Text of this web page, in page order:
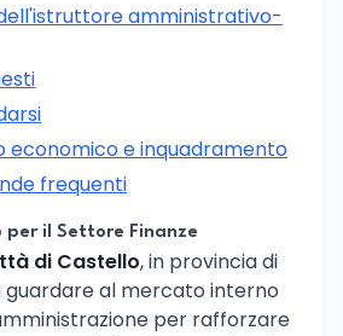
amministrativo-
e inquadramento
frequenti
per il Settore Finanze
di Castello, in provincia di
guardare al mercato interno
per rafforzare